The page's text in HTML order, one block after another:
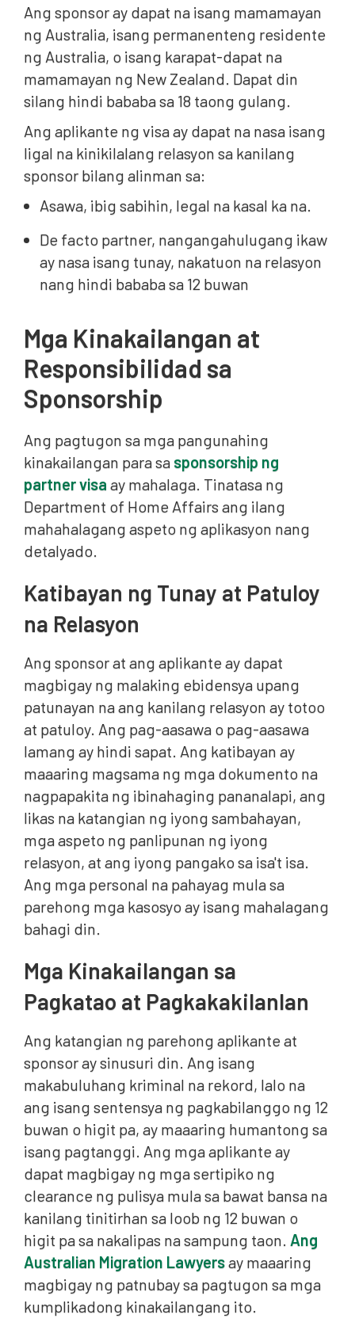
Ang sponsor ay dapat na isang mamamayan
ng Australia, isang permanenteng residente
ng Australia, o isang karapat-dapat na
mamamayan ng New Zealand. Dapat din
silang hindi bababa sa 18 taong gulang.
Ang aplikante ng visa ay dapat na nasa isang
ligal na kinikilalang relasyon sa kanilang
sponsor bilang alinman sa:
Asawa, ibig sabihin, legal na kasal ka na.
De facto partner, nangangahulugang ikaw
ay nasa isang tunay, nakatuon na relasyon
nang hindi bababa sa 12 buwan
Mga Kinakailangan at
Responsibilidad sa
Sponsorship
Ang pagtugon sa mga pangunahing
kinakailangan para sa sponsorship ng
partner visa ay mahalaga. Tinatasa ng
Department of Home Affairs ang ilang
mahahalagang aspeto ng aplikasyon nang
detalyado.
Katibayan ng Tunay at Patuloy
na Relasyon
Ang sponsor at ang aplikante ay dapat
magbigay ng malaking ebidensya upang
patunayan na ang kanilang relasyon ay totoo
at patuloy. Ang pag-aasawa o pag-aasawa
lamang ay hindi sapat. Ang katibayan ay
maaaring magsama ng mga dokumento na
nagpapakita ng ibinahaging pananalapi, ang
likas na katangian ng iyong sambahayan,
mga aspeto ng panlipunan ng iyong
relasyon, at ang iyong pangako sa isa't isa.
Ang mga personal na pahayag mula sa
parehong mga kasosyo ay isang mahalagang
bahagi din.
Mga Kinakailangan sa
Pagkatao at Pagkakakilanlan
Ang katangian ng parehong aplikante at
sponsor ay sinusuri din. Ang isang
makabuluhang kriminal na rekord, lalo na
ang isang sentensya ng pagkabilanggo ng 12
buwan o higit pa, ay maaaring humantong sa
isang pagtanggi. Ang mga aplikante ay
dapat magbigay ng mga sertipiko ng
clearance ng pulisya mula sa bawat bansa na
kanilang tinitirhan sa loob ng 12 buwan o
higit pa sa nakalipas na sampung taon. Ang
Australian Migration Lawyersay maaaring
magbigay ng patnubay sa pagtugon sa mga
kumplikadong kinakailangang ito.